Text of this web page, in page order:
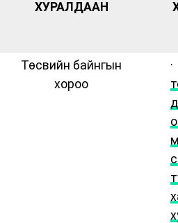
ХУРАЛДААН
Төсвийн байнгын
хороо